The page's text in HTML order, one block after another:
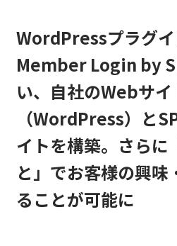
WordPressプラグ
Member Login by
い、自社のWebサイ
（WordPress）と
イトを構築。さら
と」でお客様の興味
ることが可能に